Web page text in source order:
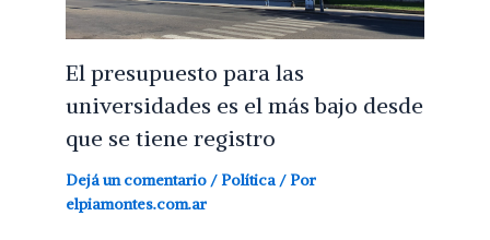
El presupuesto para las
universidades es el más bajo desde
que se tiene registro
Dejá un comentario /Política / Por
elpiamontes.com.ar